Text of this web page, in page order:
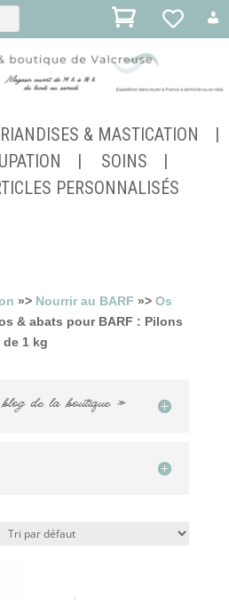
& MASTICATION
SOINS
PERSONNALISÉS
»> Nourrir au BARF »> Os
& abats pour BARF : Pilons
de 1 kg
de la boutique »